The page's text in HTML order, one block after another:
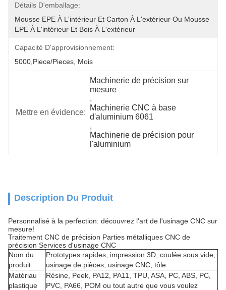
Détails D'emballage:
Mousse EPE À L'intérieur Et Carton À L'extérieur Ou Mousse
EPE À L'intérieur Et Bois À L'extérieur
Capacité D'approvisionnement:
5000,Piece/Pieces, Mois
Mettre en évidence:
Machinerie de précision sur
mesure
,
Machinerie CNC à base
d'aluminium 6061
,
Machinerie de précision pour
l'aluminium
Description Du Produit
Personnalisé à la perfection: découvrez l'art de l'usinage CNC sur
mesure!
Traitement CNC de précision Parties métalliques CNC de
précision Services d'usinage CNC
Nom du
produit
Prototypes rapides, impression 3D, coulée sous vide,
usinage de pièces, usinage CNC, tôle
Matériau
plastique
Résine, Peek, PA12, PA11, TPU, ASA, PC, ABS, PC,
PVC, PA66, POM ou tout autre que vous voulez